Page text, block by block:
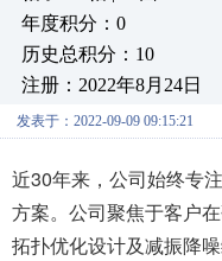
年度积分：0
历史总积分：10
注册：2022年8月24日
发表于：2022-09-09 09:15:21
近30年来，公司始终专
方案。公司聚焦于客户
拓扑优化设计及减振降噪